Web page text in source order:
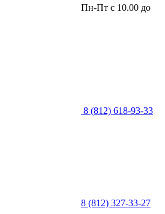
Пн-Пт с 10.00 до
8 (812) 618-93-33
8 (812) 327-33-27